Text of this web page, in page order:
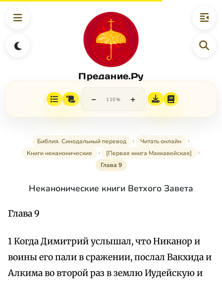
Предание.Ру
− 110% +
Библия. Синодальный перевод
Читать онлайн
Книги неканонические
[Первая книга Маккавейская]
Глава 9
Неканонические книги Ветхого Завета
Глава 9
1 Когда Димитрий услышал, что Никанор и
воины его пали в сражении, послал Вакхида и
Алкима во второй раз в землю Иудейскую и